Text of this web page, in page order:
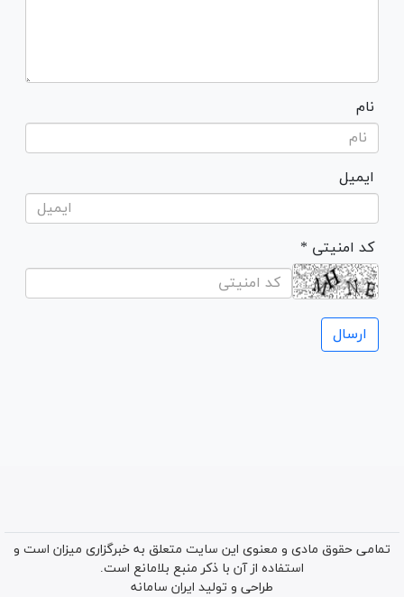
نام
ایمیل
* کد امنیتی
تمامی حقوق مادی و معنوی این سایت متعلق به خبرگزاری میزان است و
استفاده از آن با ذکر منبع بلامانع است.
طراحی و تولید ایران سامانه